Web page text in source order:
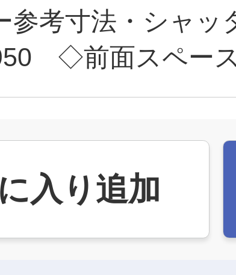
考寸法・シャッ
◇前面スペー
入り追加